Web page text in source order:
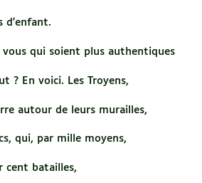
d'enfant.
vous qui soient plus authentiques
? En voici. Les Troyens,
autour de leurs murailles,
qui, par mille moyens,
cent batailles,